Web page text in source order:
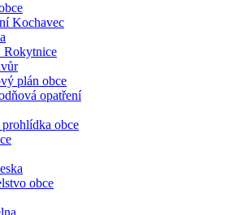
Kochavec
Rokytnice
plán obce
opatření
obce
obce